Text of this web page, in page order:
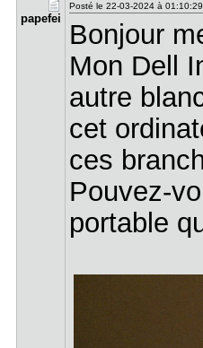
papefei
Posté le 22-03-2024 à 01:10:29
Bonjour
Mon Dell
autre
cet
ces
Pouvez-
portable